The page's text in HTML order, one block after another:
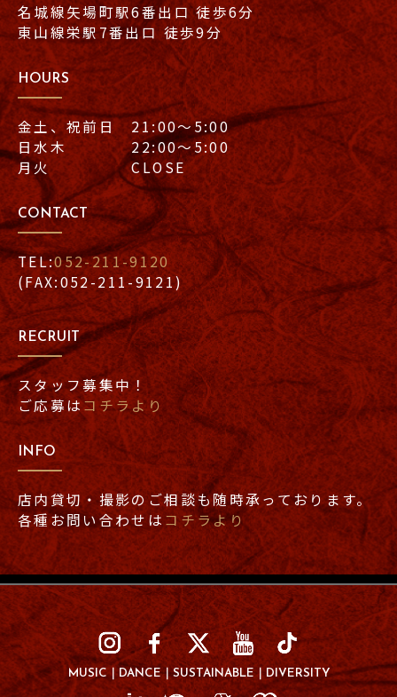
名城線矢場町駅6番出口 徒歩6分
東山線栄駅7番出口 徒歩9分
HOURS
金土、祝前日 21:00〜5:00
日水木 22:00〜5:00
月火 CLOSE
CONTACT
TEL:052-211-9120
(FAX:052-211-9121)
RECRUIT
スタッフ募集中！
ご応募はコチラより
INFO
店内貸切・撮影のご相談も随時承っております。
各種お問い合わせはコチラより
MUSIC DANCE SUSTAINABLE DIVERSITY